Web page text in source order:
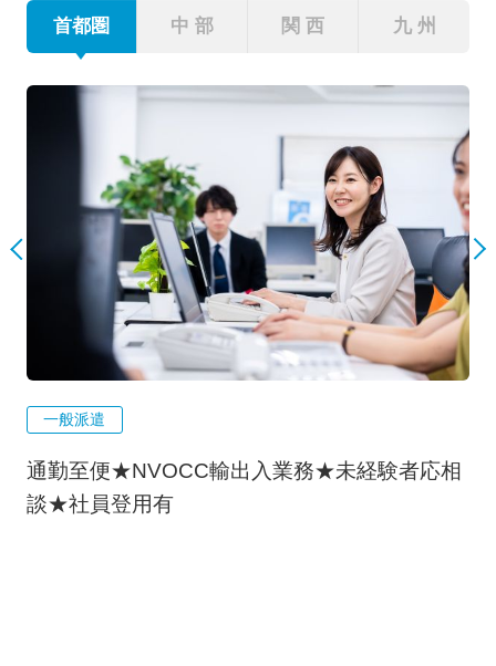
首都圏 中 部 関 西 九 州
一般派遣
通勤至便★NVOCC輸出入業務★未経験者応相
談★社員登用有